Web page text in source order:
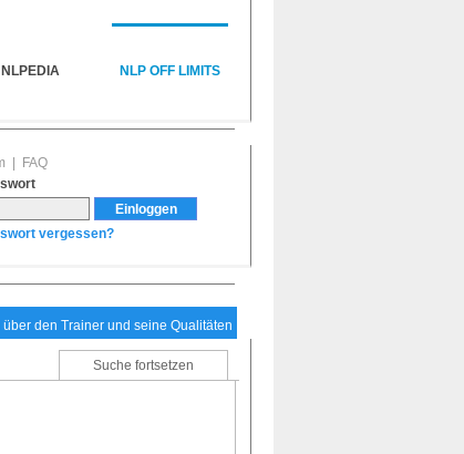
NLPEDIA NLP OFF LIMITS
FAQ
vergessen?
den Trainer und seine Qualitäten
Suche fortsetzen